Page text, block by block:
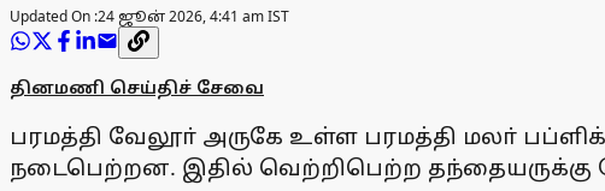
Updated On :24 ஜூன் 2026, 4:41 am IST
தினமணி செய்திச் சேவை
பரமத்தி வேலூா் அருகே உள்ள பரமத்தி மலா்
நடைபெற்றன. இதில் வெற்றிபெற்ற